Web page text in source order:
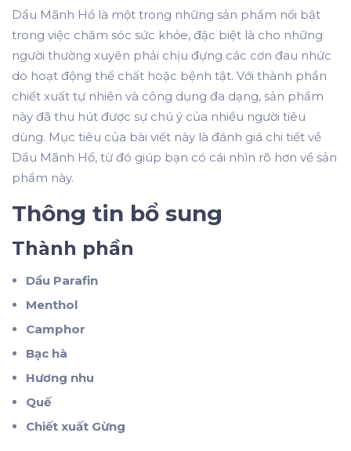
Dầu Mãnh Hổ là một trong những sản phẩm nổi bật
trong việc chăm sóc sức khỏe, đặc biệt là cho những
người thường xuyên phải chịu đựng các cơn đau nhức
do hoạt động thể chất hoặc bệnh tật. Với thành phần
chiết xuất tự nhiên và công dụng đa dạng, sản phẩm
này đã thu hút được sự chú ý của nhiều người tiêu
dùng. Mục tiêu của bài viết này là đánh giá chi tiết về
Dầu Mãnh Hổ, từ đó giúp bạn có cái nhìn rõ hơn về sản
phẩm này.
Thông tin bổ sung
Thành phần
Dầu Parafin
Menthol
Camphor
Bạc hà
Hương nhu
Quế
Chiết xuất Gừng